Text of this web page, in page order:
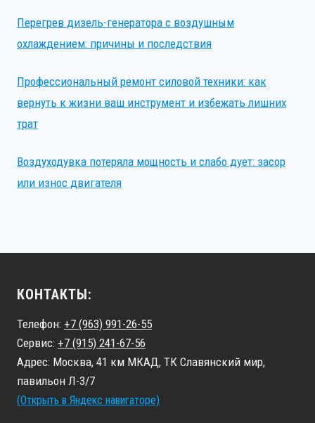
Перегрев дизель-генератора с воздушным
охлаждением: причины и последствия
Профессиональный ремонт силовой техники: как
вернуть к жизни ваш инструмент и избежать лишних
трат
Воздуходувка потеряла мощность и слабо дует: засор
или износ двигателя
КОНТАКТЫ:
Телефон: +7 (963) 991-26-55
Сервис: +7 (915) 241-67-56
Адрес: Москва, 41 км МКАД, ТК Славянский мир,
павильон Л-3/7
(Открыть в Яндекс навигаторе)